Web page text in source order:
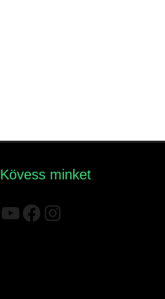
Kövess minket
YouTube
Facebook
Instagram